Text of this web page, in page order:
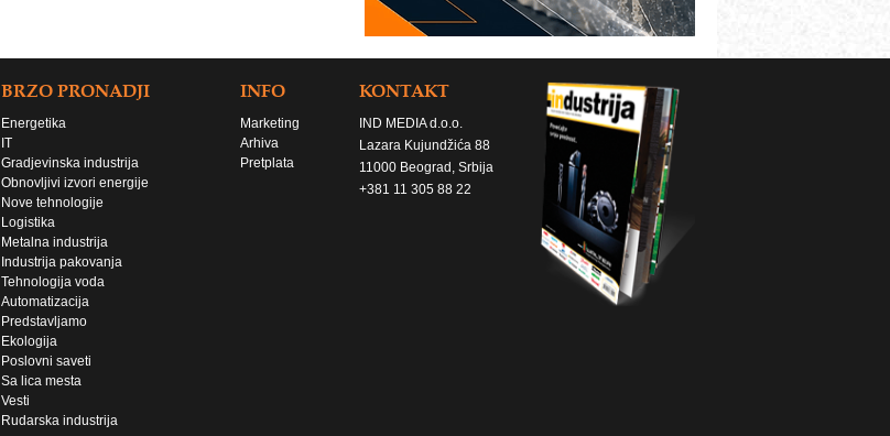
BRZO PRONADJI
Energetika
IT
Gradjevinska industrija
Obnovljivi izvori energije
Nove tehnologije
Logistika
Metalna industrija
Industrija pakovanja
Tehnologija voda
Automatizacija
Predstavljamo
Ekologija
Poslovni saveti
Sa lica mesta
Vesti
Rudarska industrija
INFO
Marketing
Arhiva
Pretplata
KONTAKT
IND MEDIA d.o.o.
Lazara Kujundžića 88
11000 Beograd, Srbija
+381 11 305 88 22